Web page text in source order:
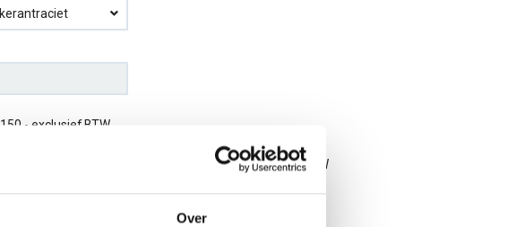
Over
exclusief BTW
,68 € 127,93excl BTW